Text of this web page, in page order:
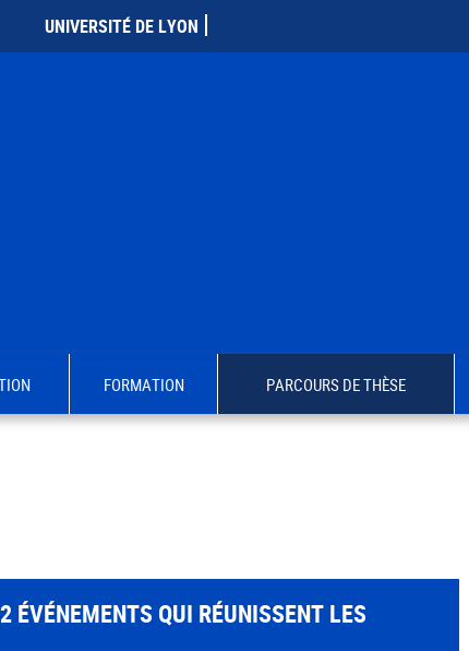
UNIVERSITÉ DE LYON
FORMATION PARCOURS DE THÈSE
ÉVÉNEMENTS QUI RÉUNISSENT LES